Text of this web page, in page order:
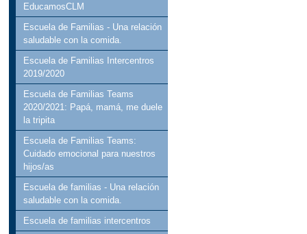
EducamosCLM
Escuela de Familias - Una relación
saludable con la comida.
Escuela de Familias Intercentros
2019/2020
Escuela de Familias Teams
2020/2021: Papá, mamá, me duele
la tripita
Escuela de Familias Teams:
Cuidado emocional para nuestros
hijos/as
Escuela de familias - Una relación
saludable con la comida.
Escuela de familias intercentros